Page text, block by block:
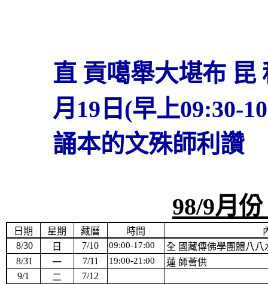
直 貢噶舉大堪布 昆
月19日(早上09:30-
誦本的文殊師利讚
98/9月
日期 星期 藏曆 時間
8/30
日 7/10 09:00-17:00
全 國藏傳佛學團體八
8/31
一 7/11 19:00-21:00
蓮 師薈供
9/1
二
7/12